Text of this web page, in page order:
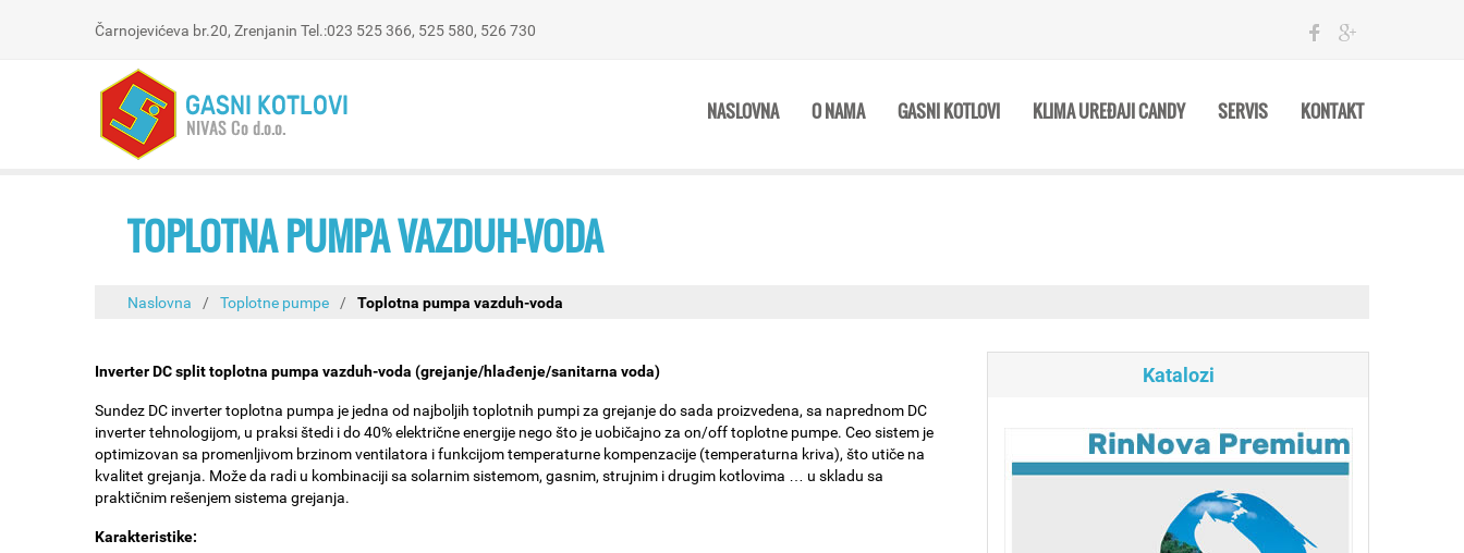
Čarnojevićeva br.20, Zrenjanin Tel.:023 525 366, 525 580, 526 730
NASLOVNA O NAMA GASNI KOTLOVI KLIMA UREĐAJI CANDY SERVIS KONTAKT
TOPLOTNA PUMPA VAZDUH-VODA
Naslovna / Toplotne pumpe / Toplotna pumpa vazduh-voda
Inverter DC split toplotna pumpa vazduh-voda (grejanje/hlađenje/sanitarna voda)
Sundez DC inverter toplotna pumpa je jedna od najboljih toplotnih pumpi za grejanje do sada proizvedena, sa naprednom DC
inverter tehnologijom, u praksi štedi i do 40% električne energije nego što je uobičajno za on/off toplotne pumpe. Ceo sistem je
optimizovan sa promenljivom brzinom ventilatora i funkcijom temperaturne kompenzacije (temperaturna kriva), što utiče na
kvalitet grejanja. Može da radi u kombinaciji sa solarnim sistemom, gasnim, strujnim i drugim kotlovima … u skladu sa
praktičnim rešenjem sistema grejanja.
Karakteristike:
Katalozi